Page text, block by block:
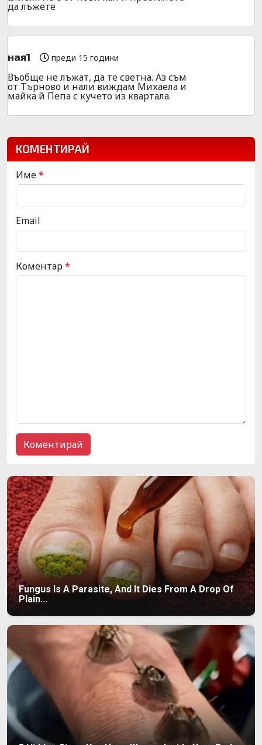
да лъжете
ная1 преди 15 години
Въобще не лъжат, да те светна. Аз съм
от Търново и нали виждам Михаела и
майка й Пепа с кучето из квартала.
КОМЕНТИРАЙ
Име*
Email
Коментар*
Fungus Is A Parasite, And It Dies From A Drop Of
Plain...